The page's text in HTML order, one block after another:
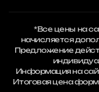
*Все цены на
начисляется
Предложение
Информация на
Итоговая цена